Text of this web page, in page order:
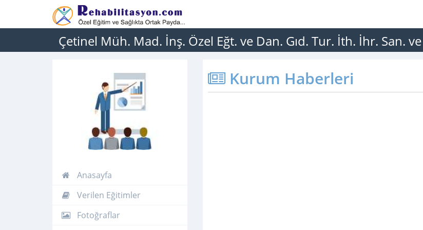
Çetinel Müh. Mad. İnş. Özel Eğt. ve Dan. Gıd. Tur. İth. İhr. San.
Anasayfa
Verilen Eğitimler
Fotoğraflar
Kurum Haberleri